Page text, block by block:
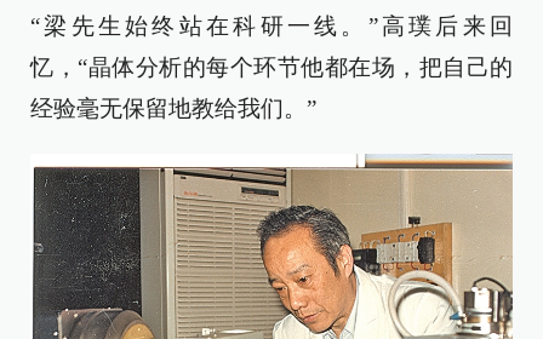
“梁先生始终站在科研一线。”高璞后来回
忆，“晶体分析的每个环节他都在场，把自己的
经验毫无保留地教给我们。”